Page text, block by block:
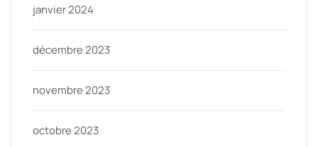
janvier 2024
décembre 2023
novembre 2023
octobre 2023